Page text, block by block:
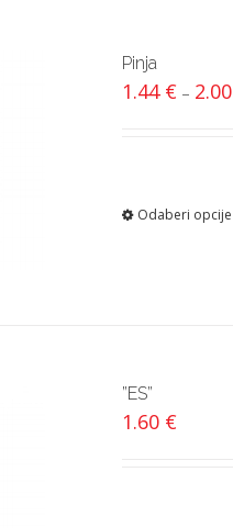
Pinja
1.44 € – 2.00
Odaberi opcije
”ES”
1.60 €